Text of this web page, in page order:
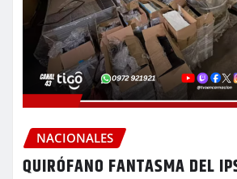
NACIONALES
QUIRÓFANO FANTASMA DEL